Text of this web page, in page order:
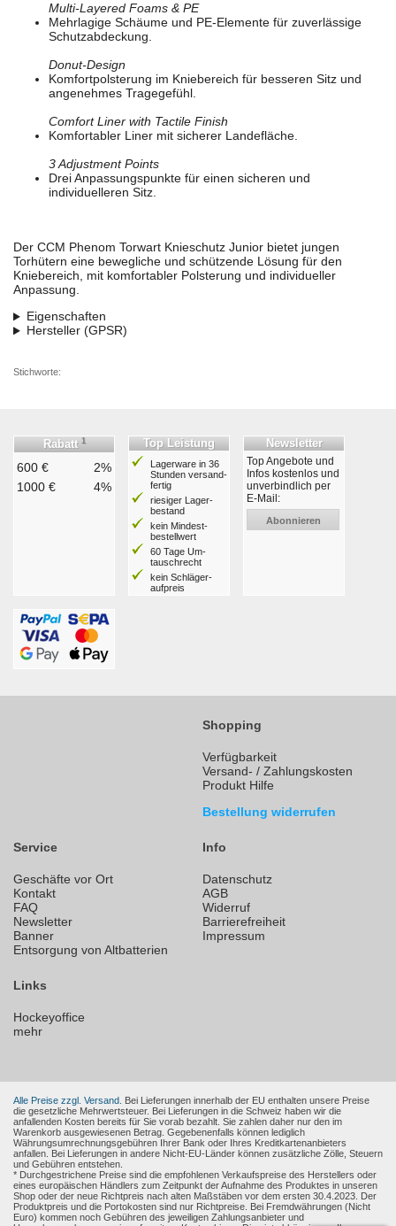
Multi-Layered Foams & PE
Mehrlagige Schäume und PE-Elemente für zuverlässige
Schutzabdeckung.
Donut-Design
Komfortpolsterung im Kniebereich für besseren Sitz und
angenehmes Tragegefühl.
Comfort Liner with Tactile Finish
Komfortabler Liner mit sicherer Landefläche.
3 Adjustment Points
Drei Anpassungspunkte für einen sicheren und
individuelleren Sitz.
Der CCM Phenom Torwart Knieschutz Junior bietet jungen
Torhütern eine bewegliche und schützende Lösung für den
Kniebereich, mit komfortabler Polsterung und individueller
Anpassung.
Eigenschaften
Hersteller (GPSR)
Stichworte:
Rabatt 1
600 €
2%
1000 €
4%
Top Leistung
Lagerware in 36
Stunden ver­sand­
fertig
riesiger Lager­
bestand
kein Mindest­
bestell­wert
60 Tage Um­
tausch­recht
kein Schläger­
aufpreis
Newsletter
Top Angebote und
Infos kostenlos und
unverbindlich per
E-Mail:
Abonnieren
Shopping
Verfügbarkeit
Versand- / Zahlungskosten
Produkt Hilfe
Bestellung widerrufen
Service
Geschäfte vor Ort
Kontakt
FAQ
Newsletter
Banner
Entsorgung von Altbatterien
Info
Datenschutz
AGB
Widerruf
Barrierefreiheit
Impressum
Links
Hockeyoffice
mehr
Alle Preise zzgl. Versand. Bei Lieferungen innerhalb der EU enthalten unsere Preise
die gesetzliche Mehrwertsteuer. Bei Lieferungen in die Schweiz haben wir die
anfallenden Kosten bereits für Sie vorab bezahlt. Sie zahlen daher nur den im
Warenkorb ausgewiesenen Betrag. Gegebenenfalls können lediglich
Währungsumrechnungsgebühren Ihrer Bank oder Ihres Kreditkartenanbieters
anfallen. Bei Lieferungen in andere Nicht-EU-Länder können zusätzliche Zölle, Steuern
und Gebühren entstehen.
* Durchgestrichene Preise sind die empfohlenen Verkaufspreise des Herstellers oder
eines europäischen Händlers zum Zeitpunkt der Aufnahme des Produktes in unseren
Shop oder der neue Richtpreis nach alten Maßstäben vor dem ersten 30.4.2023. Der
Produktpreis und die Portokosten sind nur Richtpreise. Bei Fremdwährungen (Nicht
Euro) kommen noch Gebühren des jeweiligen Zahlungsanbieter und